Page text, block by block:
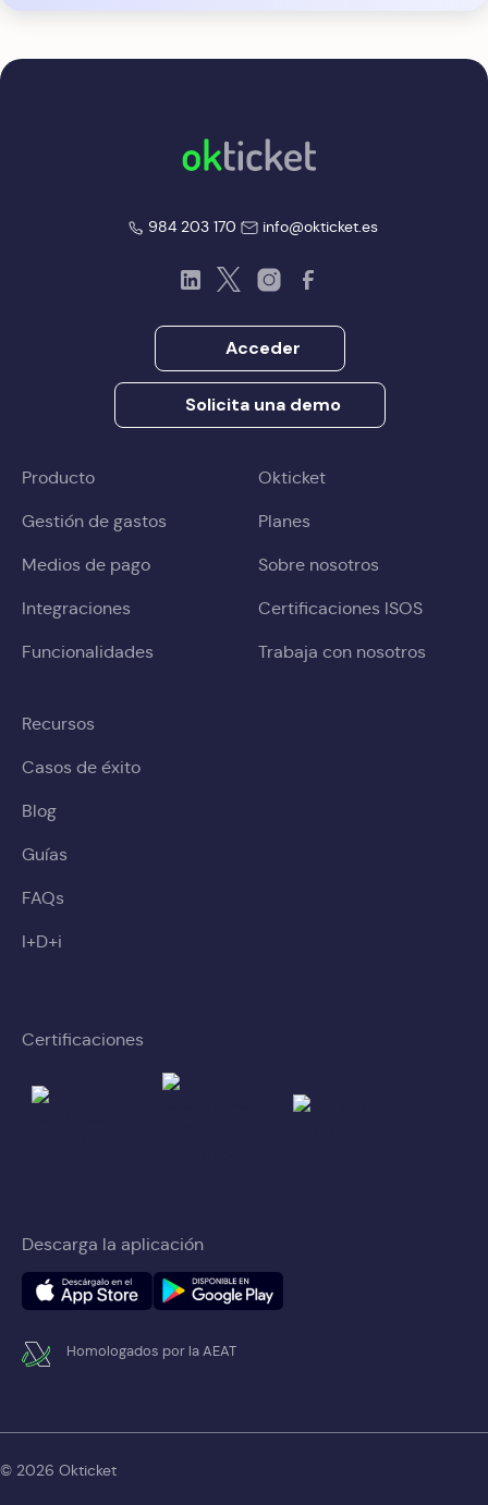
okticket
984 203 170 info@okticket.es
LinkedInTwitterInstagramFacebook
Acceder
Solicita una demo
Producto
Gestión de gastos
Medios de pago
Integraciones
Funcionalidades
Okticket
Planes
Sobre nosotros
Certificaciones ISOS
Trabaja con nosotros
Recursos
Casos de éxito
Blog
Guías
FAQs
I+D+i
Certificaciones
Descarga la aplicación
Homologados por la AEAT
© 2026 Okticket